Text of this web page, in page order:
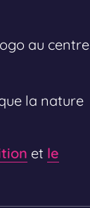
au centre
la nature
et le